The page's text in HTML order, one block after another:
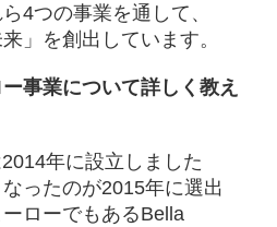
4つの事業を通して、
」を創出しています。
事業について詳しく教え
年に設立しました
ったのが2015年に選出
ローでもあるBella